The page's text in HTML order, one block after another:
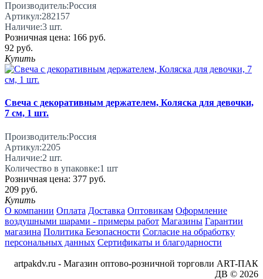
Производитель:Россия
Артикул:282157
Наличие:3 шт.
Розничная цена: 166 руб.
92 руб.
Купить
Свеча с декоративным держателем, Коляска для девочки,
7 см, 1 шт.
Производитель:Россия
Артикул:2205
Наличие:2 шт.
Количество в упаковке:1 шт
Розничная цена: 377 руб.
209 руб.
Купить
О компании Оплата Доставка Оптовикам Оформление
воздушными шарами - примеры работ Магазины Гарантии
магазина Политика Безопасности Согласие на обработку
персональных данных Сертификаты и благодарности
artpakdv.ru - Магазин оптово-розничной торговли ART-ПАК
ДВ © 2026